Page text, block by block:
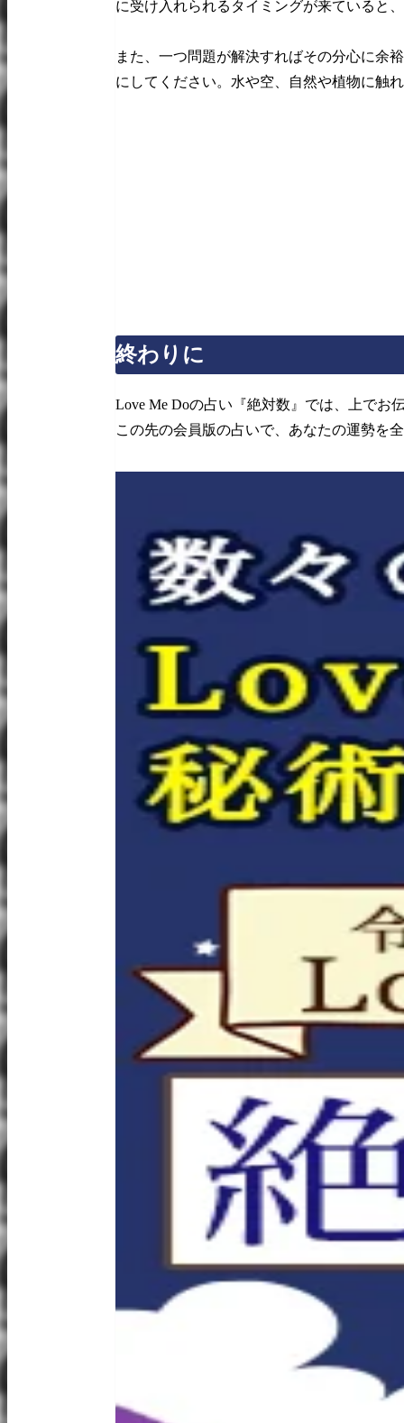
に受け入れられるタイミングが来ていると
また、一つ問題が解決すればその分心に余
にしてください。水や空、自然や植物に触
終わりに
Love Me Doの占い『絶対数』では、上でお
この先の会員版の占いで、あなたの運勢を